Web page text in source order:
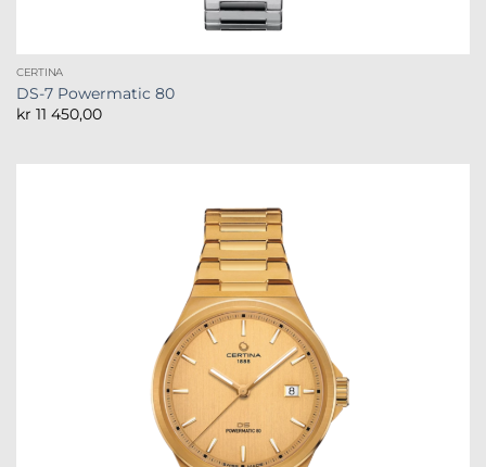
CERTINA
DS-7 Powermatic 80
kr 11 450,00